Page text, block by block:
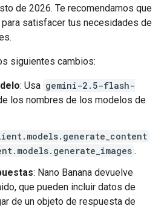
de 2026. Te recomendamos que
para satisfacer tus necesidades de
siguientes cambios:
: Usa gemini-2.5-flash-
los nombres de los modelos de
.
: Nano Banana devuelve
que pueden incluir datos de
de un objeto de respuesta de